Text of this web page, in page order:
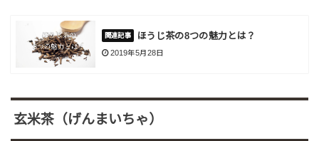
ほうじ茶の8つの魅力とは？
2019年5月28日
玄米茶（げんまいちゃ）